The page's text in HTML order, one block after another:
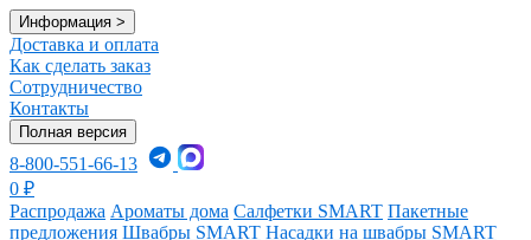
Информация >
Доставка и оплата
Как сделать заказ
Сотрудничество
Контакты
Полная версия
8-800-551-66-13
0 ₽
Распродажа Ароматы дома Салфетки SMART Пакетные
предложения Швабры SMART Насадки на швабры SMART